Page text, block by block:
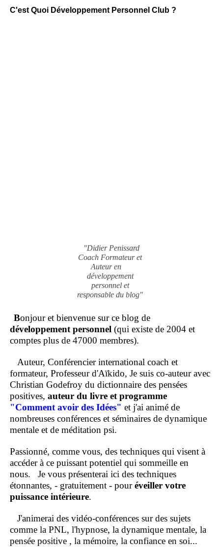
C'est Quoi Développement Personnel Club ?
"Didier Penissard
Coach Formateur et
Auteur en
développement
personnel et
responsable du blog"
Bonjour et bienvenue sur ce blog de
développement personnel (qui existe de 2004 et
comptes plus de 47000 membres).
Auteur, Conférencier international coach et
formateur, Professeur d'Aïkido, Je suis co-auteur avec
Christian Godefroy du dictionnaire des pensées
positives, auteur du livre et programme
"Comment avoir des Idées" et j'ai animé de
nombreuses conférences et séminaires de dynamique
mentale et de méditation psi.
Passionné, comme vous, des techniques qui visent à
accéder à ce puissant potentiel qui sommeille en
nous. Je vous présenterai ici des techniques
étonnantes, - gratuitement - pouréveiller votre
puissance intérieure.
J'animerai des vidéo-conférences sur des sujets
comme la PNL, l'hypnose, la dynamique mentale, la
pensée positive , la mémoire, la confiance en soi...